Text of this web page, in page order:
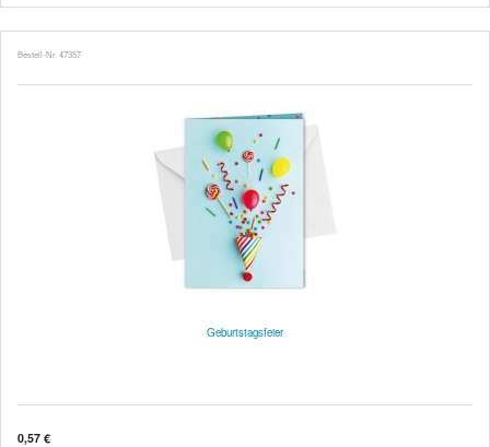
Bestell-Nr. 47357
Geburtstagsfeier
0,57 €